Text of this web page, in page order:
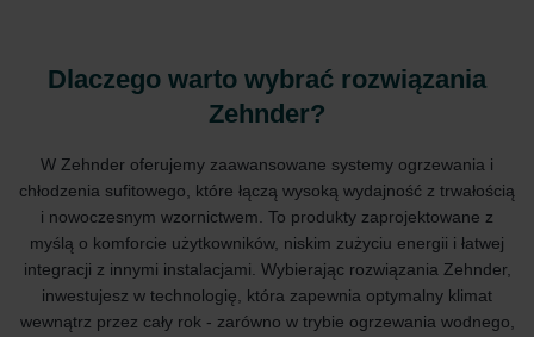
Dlaczego warto wybrać rozwiązania
Zehnder?
W Zehnder oferujemy zaawansowane systemy ogrzewania i
chłodzenia sufitowego, które łączą wysoką wydajność z trwałością
i nowoczesnym wzornictwem. To produkty zaprojektowane z
myślą o komforcie użytkowników, niskim zużyciu energii i łatwej
integracji z innymi instalacjami. Wybierając rozwiązania Zehnder,
inwestujesz w technologię, która zapewnia optymalny klimat
wewnątrz przez cały rok - zarówno w trybie ogrzewania wodnego,